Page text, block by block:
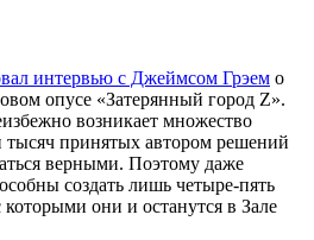
интервью с Джеймсом Грэем о
опусе «Затерянный город Z».
возникает множество
тысяч принятых автором решений
верными. Поэтому даже
создать лишь четыре-пять
они и останутся в Зале